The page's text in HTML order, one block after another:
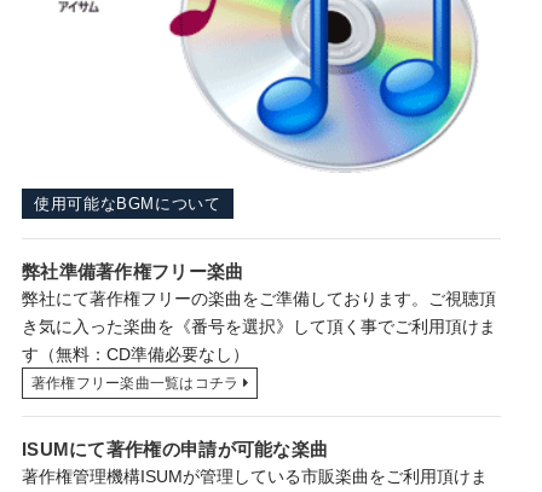
使用可能なBGMについて
弊社準備著作権フリー楽曲
弊社にて著作権フリーの楽曲をご準備しております。ご視聴頂
き気に入った楽曲を《番号を選択》して頂く事でご利用頂けま
す （無料：CD準備必要なし）
著作権フリー楽曲一覧はコチラ
ISUMにて著作権の申請が可能な楽曲
著作権管理機構ISUMが管理している市販楽曲をご利用頂けま